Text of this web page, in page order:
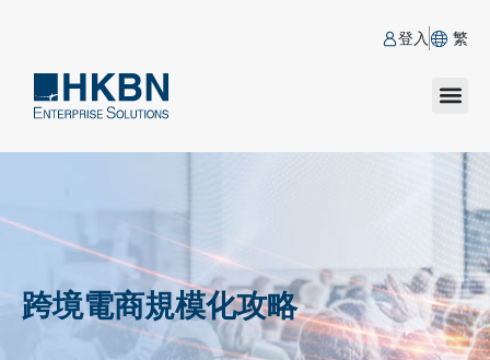
登入 繁
跨境電商規模化攻略